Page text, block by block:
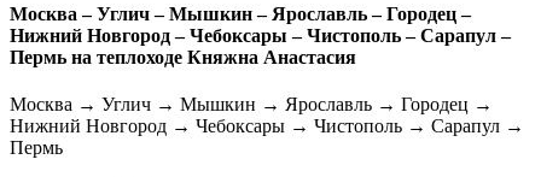
Москва – Углич – Мышкин – Ярославль – Городец –
Нижний Новгород – Чебоксары – Чистополь – Сарапул –
Пермь на теплоходе Княжна Анастасия
Москва → Углич → Мышкин → Ярославль → Городец →
Нижний Новгород → Чебоксары → Чистополь → Сарапул →
Пермь